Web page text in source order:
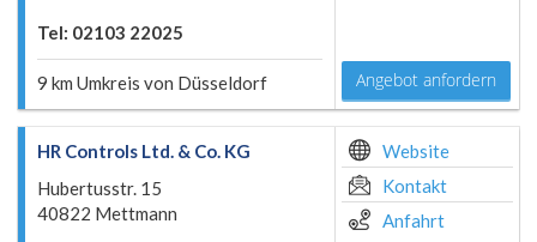
Tel: 02103 22025
9 km Umkreis von Düsseldorf Angebot anfordern
HR Controls Ltd. & Co. KG
Hubertusstr. 15
40822 Mettmann
Website
Kontakt
Anfahrt